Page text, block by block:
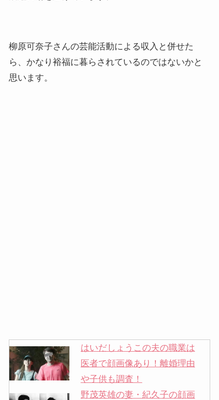
柳原可奈子さんの芸能活動による収入と併せた
ら、かなり裕福に暮らされているのではないかと
思います。
はいだしょうこの夫の職業は
医者で顔画像あり！離婚理由
や子供も調査！
野茂英雄の妻・紀久子の顔画